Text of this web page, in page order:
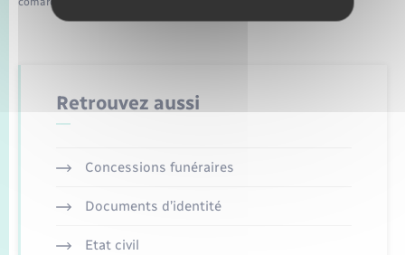
Retrouvez aussi
Concessions funéraires
Documents d’identité
Etat civil